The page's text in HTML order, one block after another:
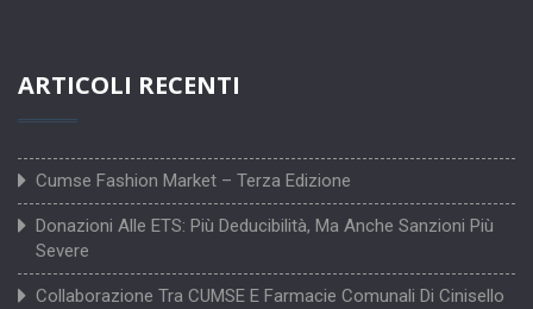
ARTICOLI RECENTI
Cumse Fashion Market – Terza Edizione
Donazioni Alle ETS: Più Deducibilità, Ma Anche Sanzioni Più
Severe
Collaborazione Tra CUMSE E Farmacie Comunali Di Cinisello